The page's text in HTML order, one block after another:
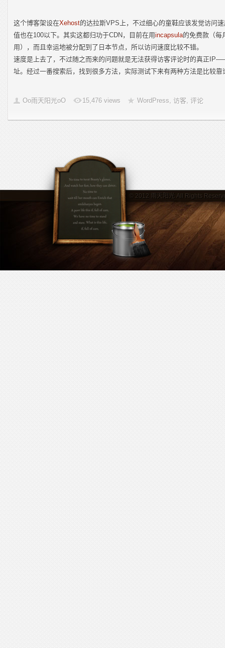
这个博客架设在Xehost的达拉斯VPS上，不过细心的童鞋应该发觉访问
值也在100以下。其实这都归功于CDN，目前在用incapsula的免费款（每
用），而且幸运地被分配到了日本节点，所以访问速度比较不错。
速度是上去了，不过随之而来的问题就是无法获得访客评论时的真正
址。经过一番搜索后，找到很多方法，实际测试下来有两种方法是比较靠
Oo雨天阳光oO 15,476 views WordPress, 访客, 评论
© 2012 雨天阳光All Rights